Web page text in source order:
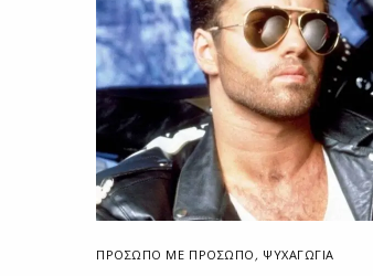
ΠΡΌΣΩΠΟ ΜΕ ΠΡΌΣΩΠΟ , ΨΥΧΑΓΩΓΙΑ